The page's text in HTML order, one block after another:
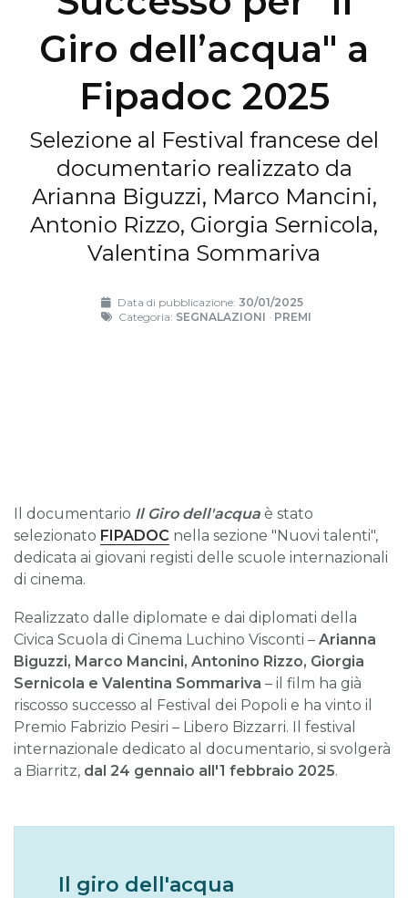
Giro dell’acqua" a
Fipadoc 2025
Selezione al Festival francese del
documentario realizzato da
Arianna Biguzzi, Marco Mancini,
Antonio Rizzo, Giorgia Sernicola,
Valentina Sommariva
Data di pubblicazione: 30/01/2025
Categoria: SEGNALAZIONI · PREMI
Il documentario Il Giro dell'acqua è stato
selezionato FIPADOC nella sezione "Nuovi talenti",
dedicata ai giovani registi delle scuole internazionali
di cinema.
Realizzato dalle diplomate e dai diplomati della
Civica Scuola di Cinema Luchino Visconti – Arianna
Biguzzi, Marco Mancini, Antonino Rizzo, Giorgia
Sernicola e Valentina Sommariva – il film ha già
riscosso successo al Festival dei Popoli e ha vinto il
Premio Fabrizio Pesiri – Libero Bizzarri. Il festival
internazionale dedicato al documentario, si svolgerà
a Biarritz, dal 24 gennaio all'1 febbraio 2025.
Il giro dell'acqua